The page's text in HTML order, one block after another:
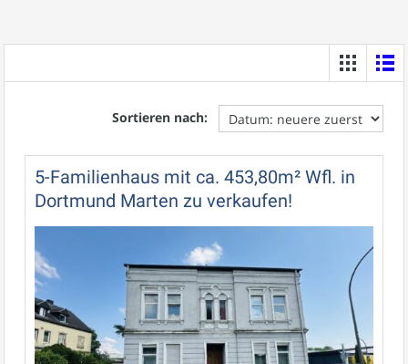
Sortieren nach:
5-Familienhaus mit ca. 453,80m² Wfl. in
Dortmund Marten zu verkaufen!